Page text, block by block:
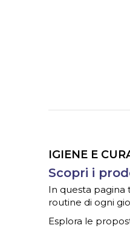
IGIENE E
Scopri i
In questa pagina
routine di ogni
Esplora le